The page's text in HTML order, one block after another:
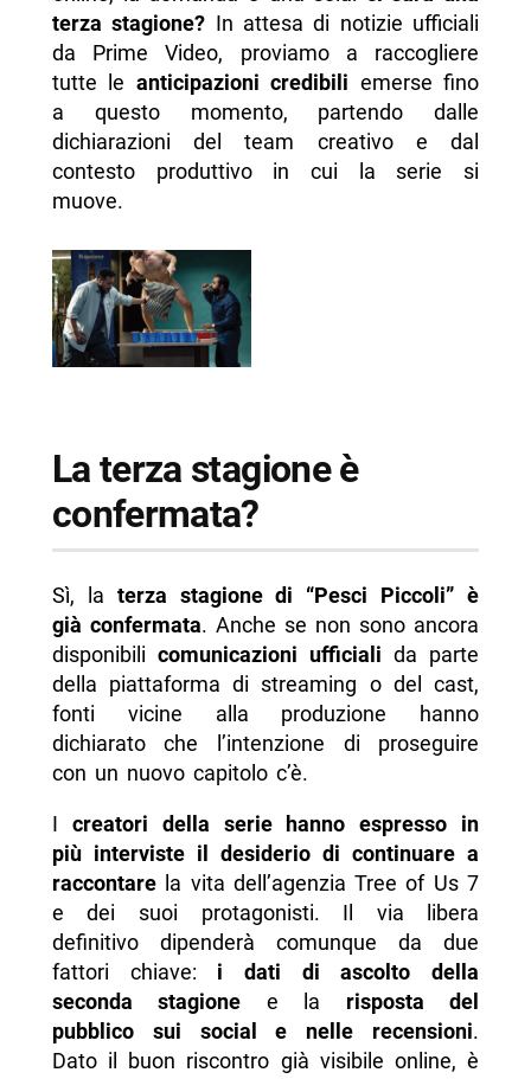
terza stagione? In attesa di notizie ufficiali
da Prime Video, proviamo a raccogliere
tutte le anticipazioni credibili emerse fino
a questo momento, partendo dalle
dichiarazioni del team creativo e dal
contesto produttivo in cui la serie si
muove.
La terza stagione è
confermata?
Sì, la terza stagione di “Pesci Piccoli” è
già confermata. Anche se non sono ancora
disponibili comunicazioni ufficialida parte
della piattaforma di streaming o del cast,
fonti vicine alla produzione hanno
dichiarato che l’intenzione di proseguire
con un nuovo capitolo c’è.
I creatori della serie hanno espresso in
più interviste il desiderio di continuare a
raccontarela vita dell’agenzia Tree of Us 7
e dei suoi protagonisti. Il via libera
definitivo dipenderà comunque da due
fattori chiave: i dati di ascolto della
seconda stagione e la risposta del
pubblico sui social e nelle recensioni.
Dato il buon riscontro già visibile online, è